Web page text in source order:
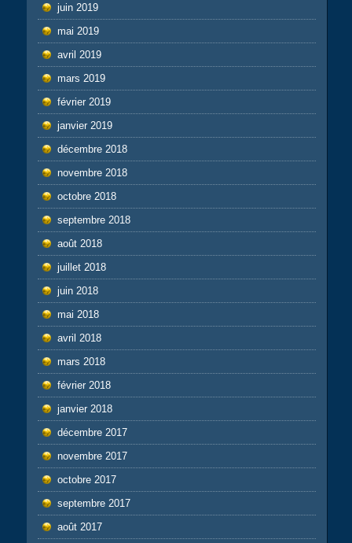
juin 2019
mai 2019
avril 2019
mars 2019
février 2019
janvier 2019
décembre 2018
novembre 2018
octobre 2018
septembre 2018
août 2018
juillet 2018
juin 2018
mai 2018
avril 2018
mars 2018
février 2018
janvier 2018
décembre 2017
novembre 2017
octobre 2017
septembre 2017
août 2017